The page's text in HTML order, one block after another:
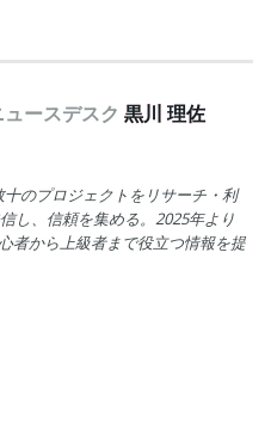
ースデスク 黒川 理佐
のプロジェクトをリサーチ・利
し、信頼を集める。2025年より
者から上級者まで役立つ情報を提